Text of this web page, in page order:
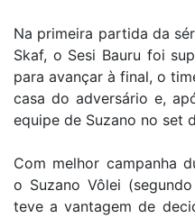
Na primeira partida da
Skaf, o Sesi Bauru foi
para avançar à final, o
casa do adversário e,
equipe de Suzano no set
Com melhor campanha
o Suzano Vôlei
teve a vantagem de